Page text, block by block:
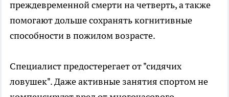
преждевременной смерти на четверть, а также
помогают дольше сохранять когнитивные
способности в пожилом возрасте.
Специалист предостерегает от "сидячих
ловушек". Даже активные занятия спортом не